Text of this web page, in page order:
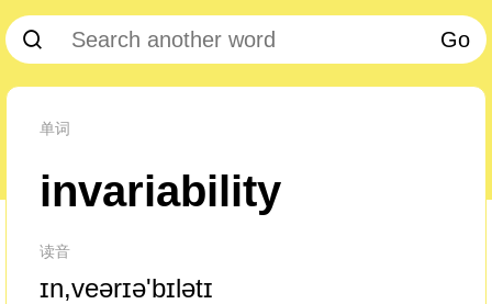
Go
单词
invariability
读音
ɪn,veərɪə'bɪlətɪ